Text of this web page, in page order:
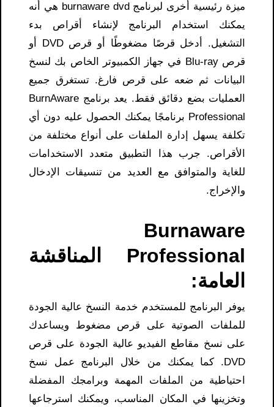
ميزة رئيسية أخرى لبرنامج burnaware dvd هي أنه
يمكنك استخدام البرنامج لإنشاء أقراص بدء
التشغيل. أدخل قرصًا مضغوطًا أو قرص DVD أو
قرص Blu-ray في جهاز الكمبيوتر الخاص بك لنسخ
البيانات ثم ضعه على قرص فارغ. تستغرق جميع
العمليات بضع دقائق فقط. يعد برنامج BurnAware
Professional برنامجًا يمكنك الحصول عليه دون أي
تكلفة يسهل إدارة الملفات على أنواع مختلفة من
الأقراص. جرب هذا التطبيق متعدد الاستخدامات
للغاية والمتوافق مع العديد من تنسيقات الإدخال
والإخراج.
Burnaware
Professional المناقشة
العامة:
يوفر البرنامج للمستخدم خدمة النسخ عالية الجودة
للملفات الصوتية على قرص مضغوط ويساعدك
على نسخ مقاطع الفيديو عالية الجودة على قرص
DVD. كما يمكنك من خلال البرنامج عمل نسخ
احتياطية من الملفات المهمة وبرامجك المفضلة
وتخزينها في المكان المناسب، ويمكنك استرجاعها